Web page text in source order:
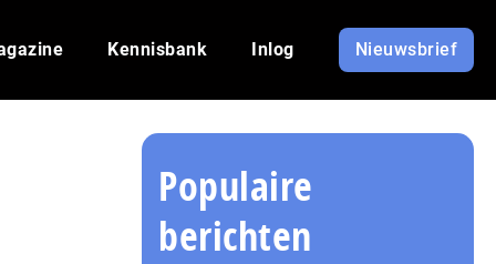
Kennisbank Inlog Nieuwsbrief
Populaire
berichten